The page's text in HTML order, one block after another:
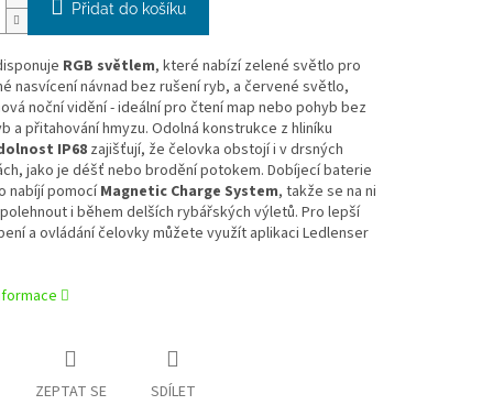
Přidat do košíku
RGB světlem, které nabízí zelené světlo pro
nasvícení návnad bez rušení ryb, a červené světlo,
noční vidění - ideální pro čtení map nebo pohyb bez
a přitahování hmyzu. Odolná konstrukce z hliníku
IP68zajišťují, že čelovka obstojí i v drsných
jako je déšť nebo brodění potokem. Dobíjecí baterie
nabíjí pomocíMagnetic Charge System, takže se na ni
i během delších rybářských výletů. Pro lepší
a ovládání čelovky můžete využít aplikaci Ledlenser
ZEPTAT SE SDÍLET